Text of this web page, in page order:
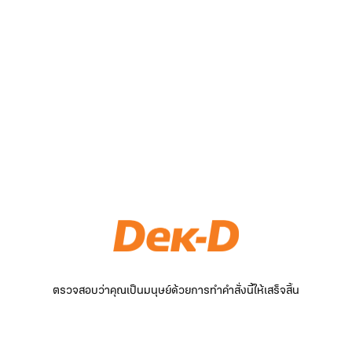
ตรวจสอบว่าคุณเป็นมนุษย์ด้วยการทำคำสั่งนี้ให้เสร็จสิ้น